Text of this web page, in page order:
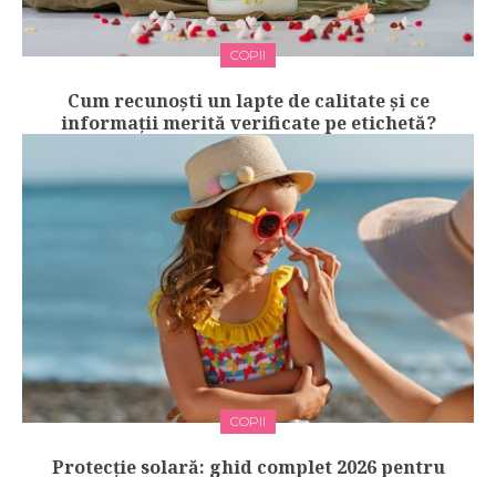
COPII
Cum recunoști un lapte de calitate și ce
informații merită verificate pe etichetă?
COPII
Protecție solară: ghid complet 2026 pentru